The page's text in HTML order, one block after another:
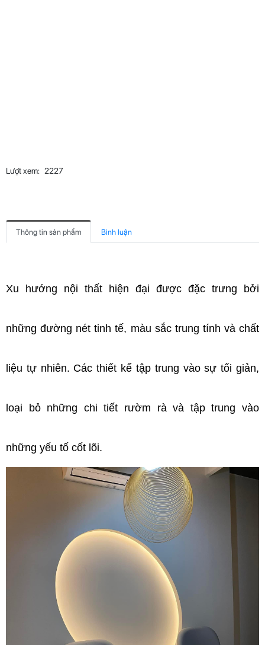
Lượt xem: 2227
Thông tin sản phẩm Bình luận
Xu hướng nội thất hiện đại được đặc trưng bởi
những đường nét tinh tế, màu sắc trung tính và chất
liệu tự nhiên. Các thiết kế tập trung vào sự tối giản,
loại bỏ những chi tiết rườm rà và tập trung vào
những yếu tố cốt lõi.